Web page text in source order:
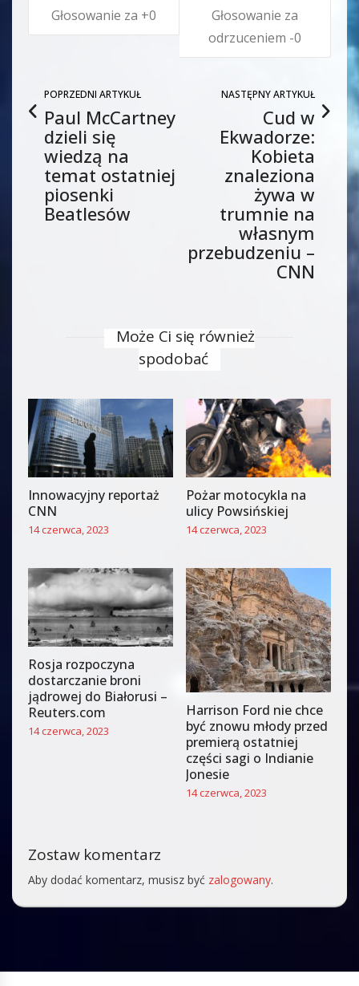
0
0
POPRZEDNI ARTYKUŁ
Paul McCartney
dzieli się
wiedzą na
temat ostatniej
piosenki
Beatlesów
NASTĘPNY ARTYKUŁ
Cud w
Ekwadorze:
Kobieta
znaleziona
żywa w
trumnie na
własnym
przebudzeniu –
CNN
Może Ci się również
spodobać
Innowacyjny reportaż
CNN
14 czerwca, 2023
Pożar motocykla na
ulicy Powsińskiej
14 czerwca, 2023
Rosja rozpoczyna
dostarczanie broni
jądrowej do Białorusi –
Reuters.com
14 czerwca, 2023
Harrison Ford nie chce
być znowu młody przed
premierą ostatniej
części sagi o Indianie
Jonesie
14 czerwca, 2023
Zostaw komentarz
Aby dodać komentarz, musisz być zalogowany.